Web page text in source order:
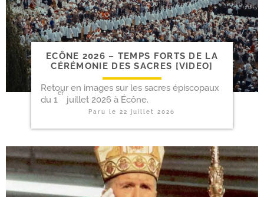
ECÔNE 2026 – TEMPS FORTS DE LA
CÉRÉ­MO­NIE DES SACRES [VIDEO]
Retour en images sur les sacres épis­co­paux
du 1
er
juillet 2026 à Écône.
Paru le22 juillet 2026